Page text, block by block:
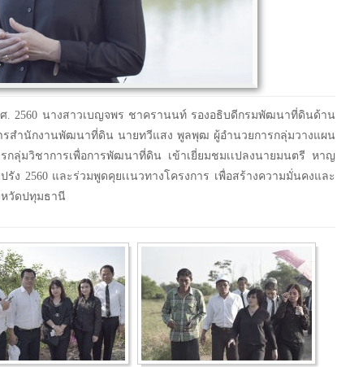
. 2560 นางสาวเบญจพร ชาครานนท์ รองอธิบดีกรมพัฒนาที่ดินด้าน
สำนักงานพัฒนาที่ดิน นายทวีแสง พูลพุฒ ผู้อำนวยการกลุ่มวางแผน
ลุ่มวิชาการเพื่อการพัฒนาที่ดิน เข้าเยี่ยมชมเเปลงนายมนตรี หาญ
ง 2560 และร่วมพูดคุยเเนวทางโครงการ เพื่อสร้างความมั่นคงและ
หวัดปทุมธานี